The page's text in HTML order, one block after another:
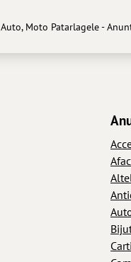
Auto, Moto Patarlagele -